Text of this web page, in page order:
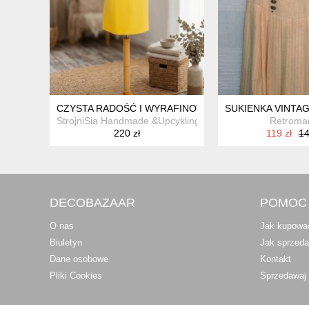
CZYSTA RADOŚĆ I WYRAFINOWANY DETAL
StrojniSia Handmade &Upcykling
220 zł
SUKIENKA
119 zł
DECOBAZAAR
O nas
Biuletyn
Dane osobowe
Pliki Cookies
POMOC
Jak
Jak
Kontakt